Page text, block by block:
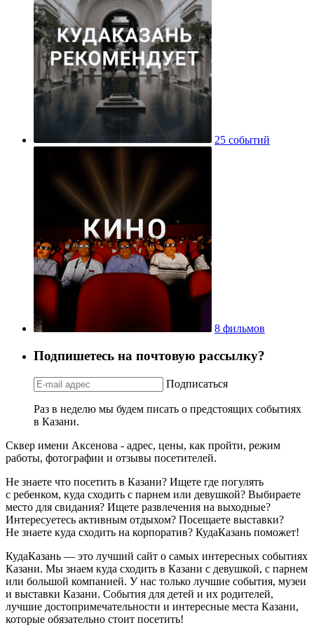
25 событий
8 фильмов
Подпишетесь на почтовую рассылку?
Подписаться
Раз в неделю мы будем писать о предстоящих событиях
в Казани.
Сквер имени Аксенова - адрес, цены, как пройти, режим
работы, фотографии и отзывы посетителей.
Не знаете что посетить в Казани? Ищете где погулять
с ребенком, куда сходить с парнем или девушкой? Выбираете
место для свидания? Ищете развлечения на выходные?
Интересуетесь активным отдыхом? Посещаете выставки?
Не знаете куда сходить на корпоратив? КудаКазань поможет!
КудаКазань — это лучший сайт о самых интересных событиях
Казани. Мы знаем куда сходить в Казани с девушкой, с парнем
или большой компанией. У нас только лучшие события, музеи
и выставки Казани. События для детей и их родителей,
лучшие достопримечательности и интересные места Казани,
которые обязательно стоит посетить!